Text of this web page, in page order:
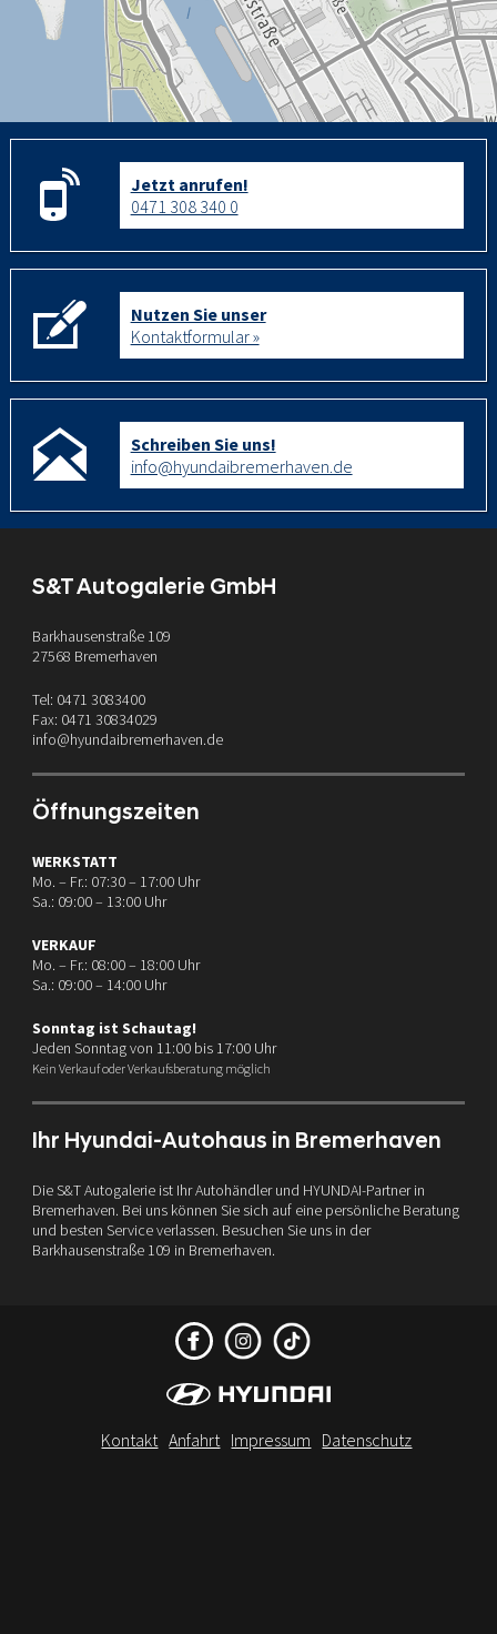
Jetzt anrufen!
0471 308 340 0
Nutzen Sie unser
Kontaktformular »
Schreiben Sie uns!
info@hyundaibremerhaven.de
S&T Autogalerie GmbH
Barkhausenstraße 109
27568 Bremerhaven
Tel: 0471 3083400
Fax: 0471 30834029
info@hyundaibremerhaven.de
Öffnungszeiten
WERKSTATT
Mo. – Fr.: 07:30 – 17:00 Uhr
Sa.: 09:00 – 13:00 Uhr
VERKAUF
Mo. – Fr.: 08:00 – 18:00 Uhr
Sa.: 09:00 – 14:00 Uhr
Sonntag ist Schautag!
Jeden Sonntag von 11:00 bis 17:00 Uhr
Kein Verkauf oder Verkaufsberatung möglich
Ihr Hyundai-Autohaus in Bremerhaven
Die S&T Autogalerie ist Ihr Autohändler und HYUNDAI-Partner in
Bremerhaven. Bei uns können Sie sich auf eine persönliche Beratung
und besten Service verlassen. Besuchen Sie uns in der
Barkhausenstraße 109 in Bremerhaven.
Kontakt Anfahrt Impressum Datenschutz